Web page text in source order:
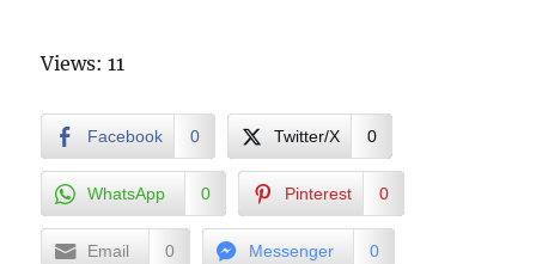
Views: 11
Facebook 0 Twitter/X 0
WhatsApp 0 Pinterest 0
Email 0 Messenger 0